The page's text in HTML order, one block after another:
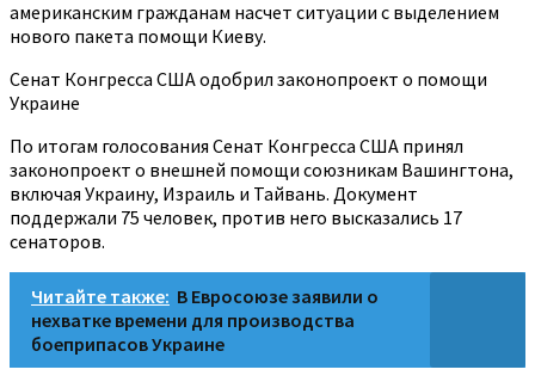
американским гражданам насчет ситуации с выделением
нового пакета помощи Киеву.
Сенат Конгресса США одобрил законопроект о помощи
Украине
По итогам голосования Сенат Конгресса США принял
законопроект о внешней помощи союзникам Вашингтона,
включая Украину, Израиль и Тайвань. Документ
поддержали 75 человек, против него высказались 17
сенаторов.
Читайте также: В Евросоюзе заявили о
нехватке времени для производства
боеприпасов Украине